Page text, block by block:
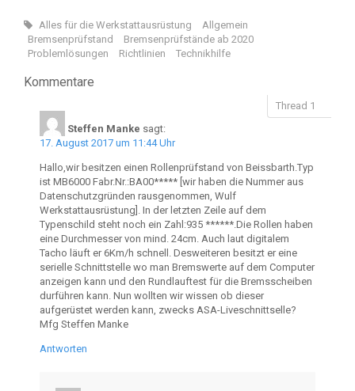
Alles für die Werkstattausrüstung
Allgemein
Bremsenprüfstand
Bremsenprüfstände ab 2020
Problemlösungen
Richtlinien Technikhilfe
Kommentare
Steffen Manke sagt:
17. August 2017 um 11:44 Uhr
Hallo,wir besitzen einen Rollenprüfstand von Beissbarth.Typ
ist MB6000 Fabr.Nr.:BA00***** [wir haben die Nummer aus
Datenschutzgründen rausgenommen, Wulf
Werkstattausrüstung]. In der letzten Zeile auf dem
Typenschild steht noch ein Zahl:935 ******.Die Rollen haben
eine Durchmesser von mind. 24cm. Auch laut digitalem
Tacho läuft er 6Km/h schnell. Desweiteren besitzt er eine
serielle Schnittstelle wo man Bremswerte auf dem Computer
anzeigen kann und den Rundlauftest für die Bremsscheiben
durführen kann. Nun wollten wir wissen ob dieser
aufgerüstet werden kann, zwecks ASA-Liveschnittselle?
Mfg Steffen Manke
Antworten